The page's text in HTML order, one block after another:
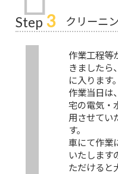
Step 3 クリーニ
作業工程等
きましたら
に入ります。
作業当日は
宅の電気・
用させてい
す。
車にて作業
いたします
ただけると